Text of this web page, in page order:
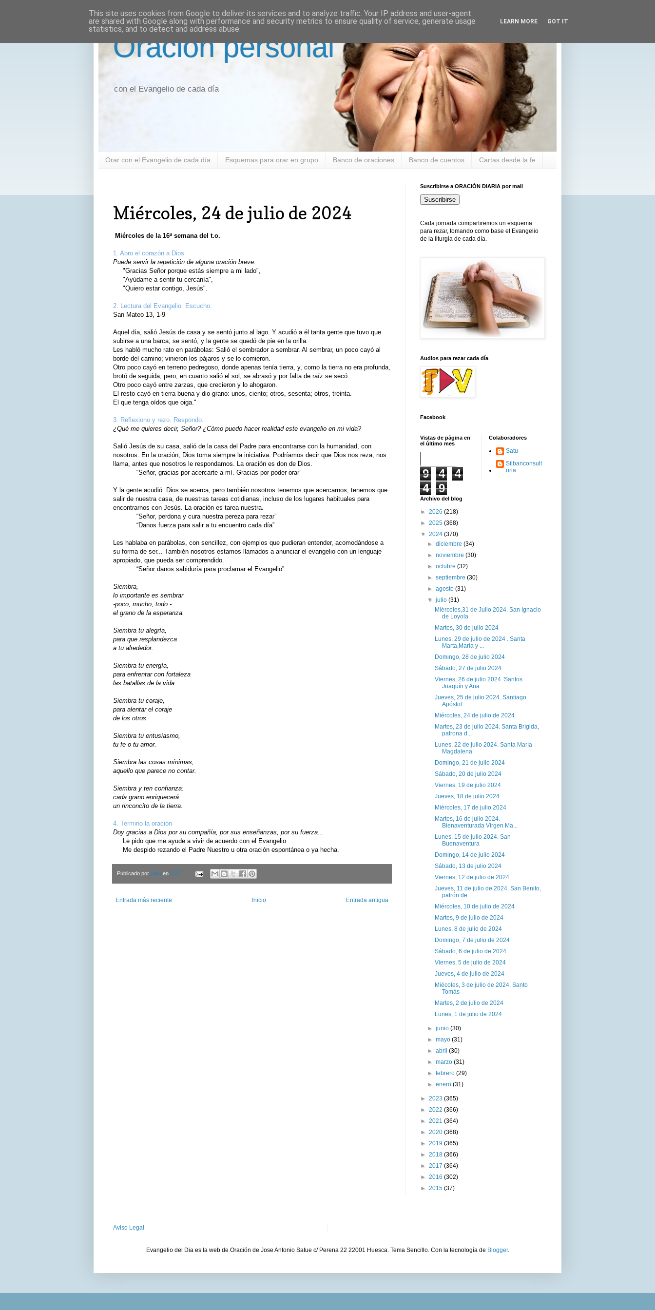
Oración personal
con el Evangelio de cada día
Orar con el Evangelio de cada día Esquemas para orar en grupo Banco de oraciones Banco de cuentos Cartas desde la fe
Miércoles, 24 de julio de 2024
Miércoles de la 16ª semana del t.o.
1. Abro el corazón a Dios.
Puede servir la repetición de alguna oración breve:
"Gracias Señor porque estás siempre a mi lado",
"Ayúdame a sentir tu cercanía",
"Quiero estar contigo, Jesús".
2. Lectura del Evangelio. Escucho.
San Mateo 13, 1-9
Aquel día, salió Jesús de casa y se sentó junto al lago. Y acudió a él tanta gente que tuvo que
subirse a una barca; se sentó, y la gente se quedó de pie en la orilla.
Les habló mucho rato en parábolas: Salió el sembrador a sembrar. Al sembrar, un poco cayó al
borde del camino; vinieron los pájaros y se lo comieron.
Otro poco cayó en terreno pedregoso, donde apenas tenía tierra, y, como la tierra no era profunda,
brotó de seguida; pero, en cuanto salió el sol, se abrasó y por falta de raíz se secó.
Otro poco cayó entre zarzas, que crecieron y lo ahogaron.
El resto cayó en tierra buena y dio grano: unos, ciento; otros, sesenta; otros, treinta.
El que tenga oídos que oiga."
3. Reflexiono y rezo. Respondo.
¿Qué me quieres decir, Señor? ¿Cómo puedo hacer realidad este evangelio en mi vida?
Salió Jesús de su casa, salió de la casa del Padre para encontrarse con la humanidad, con
nosotros. En la oración, Dios toma siempre la iniciativa. Podríamos decir que Dios nos reza, nos
llama, antes que nosotros le respondamos. La oración es don de Dios.
“Señor, gracias por acercarte a mí. Gracias por poder orar”
Y la gente acudió. Dios se acerca, pero también nosotros tenemos que acercarnos, tenemos que
salir de nuestra casa, de nuestras tareas cotidianas, incluso de los lugares habituales para
encontrarnos con Jesús. La oración es tarea nuestra.
“Señor, perdona y cura nuestra pereza para rezar”
“Danos fuerza para salir a tu encuentro cada día”
Les hablaba en parábolas, con sencillez, con ejemplos que pudieran entender, acomodándose a
su forma de ser... También nosotros estamos llamados a anunciar el evangelio con un lenguaje
apropiado, que pueda ser comprendido.
“Señor danos sabiduría para proclamar el Evangelio”
Siembra,
lo importante es sembrar
-poco, mucho, todo -
el grano de la esperanza.
Siembra tu alegría,
para que resplandezca
a tu alrededor.
Siembra tu energía,
para enfrentar con fortaleza
las batallas de la vida.
Siembra tu coraje,
para alentar el coraje
de los otros.
Siembra tu entusiasmo,
tu fe o tu amor.
Siembra las cosas mínimas,
aquello que parece no contar.
Siembra y ten confianza:
cada grano enriquecerá
un rinconcito de la tierra.
4. Termino la oración
Doy gracias a Dios por su compañía, por sus enseñanzas, por su fuerza...
Le pido que me ayude a vivir de acuerdo con el Evangelio
Me despido rezando el Padre Nuestro u otra oración espontánea o ya hecha.
Publicado por Satu en 0:00
Entrada más reciente Entrada antigua
Inicio
Suscribirse a ORACIÓN DIARIA por mail
Suscribirse
Cada jornada compartiremos un esquema
para rezar, tomando como base el Evangelio
de la liturgia de cada día.
Audios para rezar cada día
Facebook
Vistas de página en
el último mes
9 4
4
4
9
Colaboradores
Satu
Silbanconsult
oria
Archivo del blog
► 2026 (218)
► 2025 (368)
▼ 2024 (370)
►diciembre(34)
►noviembre(30)
►octubre(32)
►septiembre(30)
►agosto(31)
▼julio(31)
Miércoles,31 de Julio 2024. San Ignacio
de Loyola
Martes, 30 de julio 2024
Lunes, 29 de julio de 2024 . Santa
Marta,María y ...
Domingo, 28 de julio 2024
Sábado, 27 de julio 2024
Viernes, 26 de julio 2024. Santos
Joaquín y Ana
Jueves, 25 de julio 2024. Santiago
Apóstol
Miércoles, 24 de julio de 2024
Martes, 23 de julio 2024. Santa Brígida,
patrona d...
Lunes, 22 de julio 2024. Santa María
Magdalena
Domingo, 21 de julio 2024
Sábado, 20 de julio 2024
Viernes, 19 de julio 2024
Jueves, 18 de julio 2024
Miércoles, 17 de julio 2024
Martes, 16 de julio 2024.
Bienaventurada Virgen Ma...
Lunes, 15 de julio 2024. San
Buenaventura
Domingo, 14 de julio 2024
Sábado, 13 de julio 2024
Viernes, 12 de julio de 2024
Jueves, 11 de julio de 2024. San Benito,
patrón de...
Miércoles, 10 de julio de 2024
Martes, 9 de julio de 2024
Lunes, 8 de julio de 2024
Domingo, 7 de julio de 2024
Sábado, 6 de julio de 2024
Viernes, 5 de julio de 2024
Jueves, 4 de julio de 2024
Miécoles, 3 de julio de 2024. Santo
Tomás
Martes, 2 de julio de 2024
Lunes, 1 de julio de 2024
►junio(30)
►mayo(31)
►abril(30)
►marzo(31)
►febrero(29)
►enero(31)
► 2023 (365)
► 2022 (366)
► 2021 (364)
► 2020 (368)
► 2019 (365)
► 2018 (366)
► 2017 (364)
► 2016 (302)
► 2015 (37)
Aviso Legal
Evangelio del Dia es la web de Oración de Jose Antonio Satue c/ Perena 22 22001 Huesca. Tema Sencillo. Con la tecnología de Blogger.
This site uses cookies from Google to deliver its services and to analyze traffic. Your IP address and user-agent
are shared with Google along with performance and security metrics to ensure quality of service, generate usage
statistics, and to detect and address abuse.
LEARN MORE GOT IT